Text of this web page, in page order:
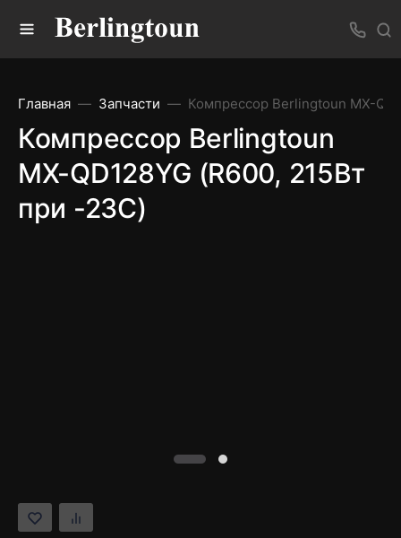
Главная Запчасти Компрессор Berlingtoun MX-
Компрессор Berlingtoun
MX-QD128YG (R600, 215Вт
при -23С)